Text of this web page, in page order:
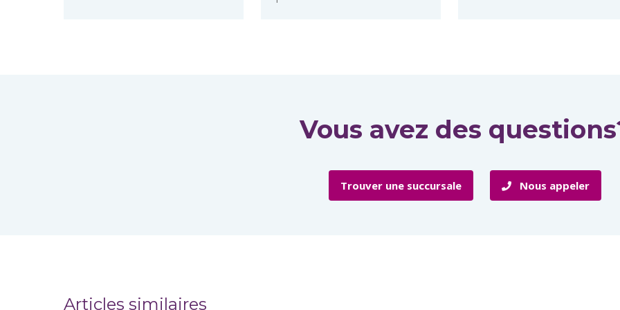
Vous avez des
Trouver une succursale Nous appeler
Articles similaires